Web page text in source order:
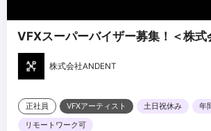
VFXスーパーバイザー募集！＜株式
株式会社ANDENT
正社員 VFXアーティスト 土日祝休み
年
リモートワーク可